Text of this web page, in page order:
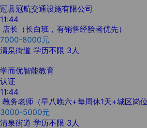
冠县冠航交通设施有限公司
11:44
店长（长白班，有销售经验者优先）
7000-8000元
清泉街道 学历不限 3人
学而优智能教育
认证
11:44
教务老师（早八晚六+每周休1天+城区岗位
3000-5000元
清泉街道 学历不限 3人